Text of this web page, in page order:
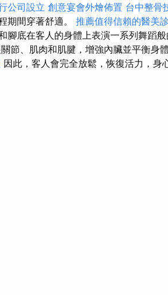
公司設立 創意宴會外燴佈置 台中整骨
期間穿著舒適。 推薦值得信賴的醫美
腳底在客人的身體上表演一系列舞蹈般
節、肌肉和肌腱，增強內臟並平衡身
因此，客人會完全放鬆，恢復活力，身